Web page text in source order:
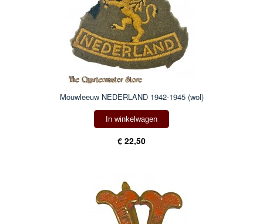
Mouwleeuw NEDERLAND 1942-1945 (wol)
In winkelwagen
€ 22,50